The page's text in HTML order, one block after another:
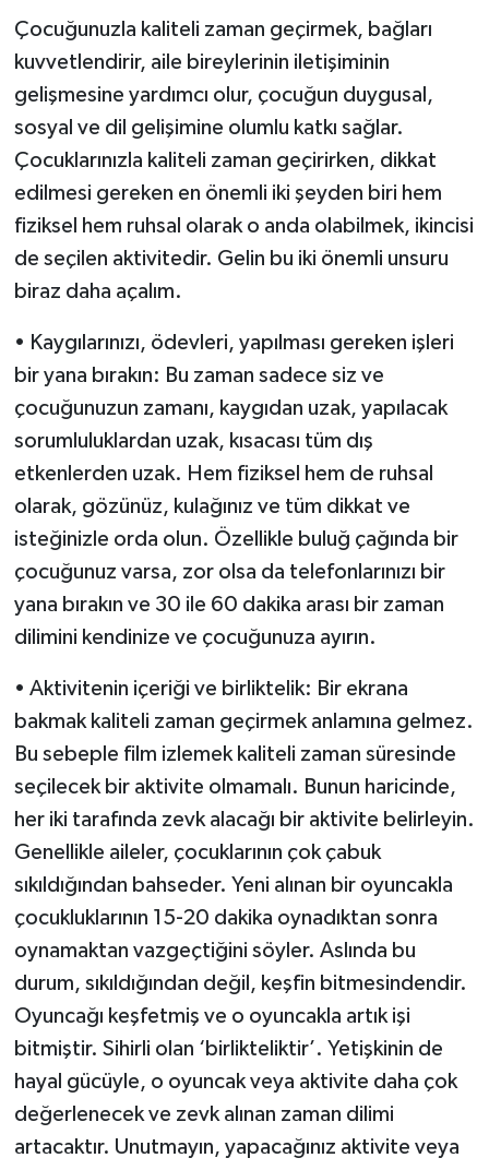
Çocuğunuzla kaliteli zaman geçirmek, bağları
kuvvetlendirir, aile bireylerinin iletişiminin
gelişmesine yardımcı olur, çocuğun duygusal,
sosyal ve dil gelişimine olumlu katkı sağlar.
Çocuklarınızla kaliteli zaman geçirirken, dikkat
edilmesi gereken en önemli iki şeyden biri hem
fiziksel hem ruhsal olarak o anda olabilmek, ikincisi
de seçilen aktivitedir. Gelin bu iki önemli unsuru
biraz daha açalım.
• Kaygılarınızı, ödevleri, yapılması gereken işleri
bir yana bırakın: Bu zaman sadece siz ve
çocuğunuzun zamanı, kaygıdan uzak, yapılacak
sorumluluklardan uzak, kısacası tüm dış
etkenlerden uzak. Hem fiziksel hem de ruhsal
olarak, gözünüz, kulağınız ve tüm dikkat ve
isteğinizle orda olun. Özellikle buluğ çağında bir
çocuğunuz varsa, zor olsa da telefonlarınızı bir
yana bırakın ve 30 ile 60 dakika arası bir zaman
dilimini kendinize ve çocuğunuza ayırın.
• Aktivitenin içeriği ve birliktelik: Bir ekrana
bakmak kaliteli zaman geçirmek anlamına gelmez.
Bu sebeple film izlemek kaliteli zaman süresinde
seçilecek bir aktivite olmamalı. Bunun haricinde,
her iki tarafında zevk alacağı bir aktivite belirleyin.
Genellikle aileler, çocuklarının çok çabuk
sıkıldığından bahseder. Yeni alınan bir oyuncakla
çocukluklarının 15-20 dakika oynadıktan sonra
oynamaktan vazgeçtiğini söyler. Aslında bu
durum, sıkıldığından değil, keşfin bitmesindendir.
Oyuncağı keşfetmiş ve o oyuncakla artık işi
bitmiştir. Sihirli olan ‘birlikteliktir’. Yetişkinin de
hayal gücüyle, o oyuncak veya aktivite daha çok
değerlenecek ve zevk alınan zaman dilimi
artacaktır. Unutmayın, yapacağınız aktivite veya
SİYASET
SPOR
TATLISU
TİCARET